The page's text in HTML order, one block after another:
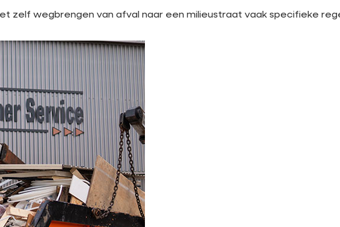
zelf wegbrengen van afval naar een milieustraat vaak specifieke